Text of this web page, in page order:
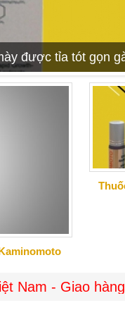
được tỉa tót gọn
hàng miễn phí